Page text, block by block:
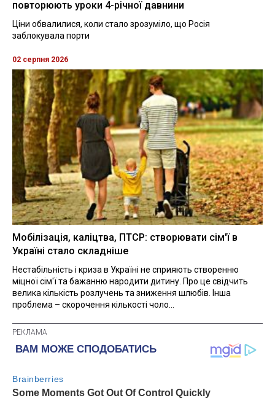
повторюють уроки 4-річної давнини
Ціни обвалилися, коли стало зрозуміло, що Росія
заблокувала порти
02 серпня 2026
Мобілізація, каліцтва, ПТСР: створювати сім'ї в
Україні стало складніше
Нестабільність і криза в Україні не сприяють створенню
міцної сім'ї та бажанню народити дитину. Про це свідчить
велика кількість розлучень та зниження шлюбів. Інша
проблема – скорочення кількості чоло...